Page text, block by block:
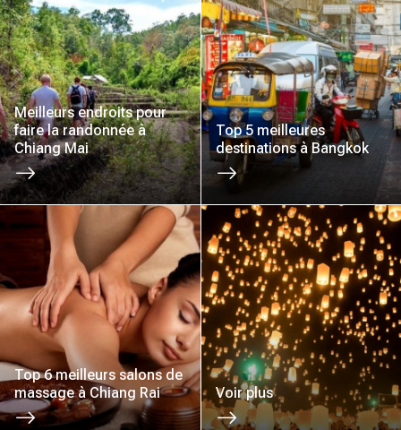
Meilleurs endroits pour
faire la randonnée à
Chiang Mai
Top 5 meilleures
destinations à Bangkok
Top 6 meilleurs salons de
massage à Chiang Rai
Voir plus